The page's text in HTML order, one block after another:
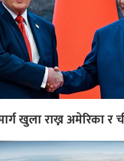
खुला राख्न अमेरिका र